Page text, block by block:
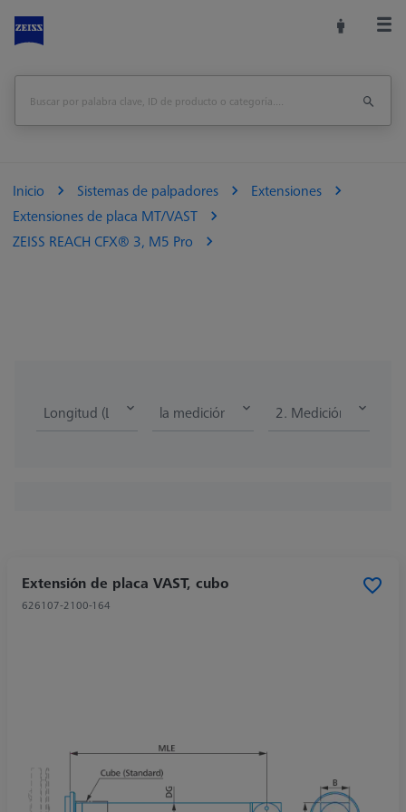
Inicio Sistemas de palpadores
Extensiones
Extensiones de placa MT/VAST
ZEISS REACH CFX® 3, M5 Pro
Longitud (L) la medición de la longitud2. Medición de la
Extensión de placa VAST, cubo
626107-2100-164